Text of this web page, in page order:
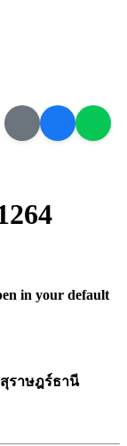
in your default
ราษฎร์ธานี